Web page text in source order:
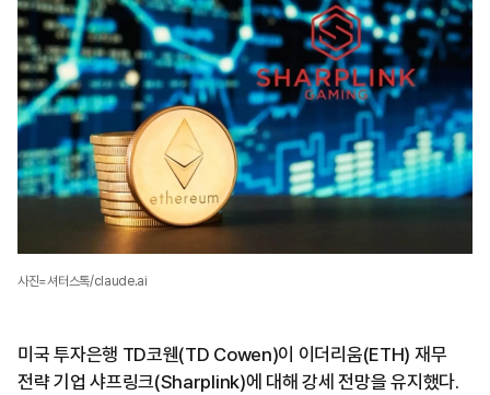
사진=셔터스톡/claude.ai
미국 투자은행 TD코웬(TD Cowen)이 이더리움(ETH) 재무
전략 기업 샤프링크(Sharplink)에 대해 강세 전망을 유지했다.